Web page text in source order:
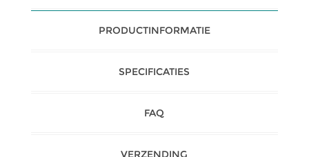
PRODUCTINFORMATIE
SPECIFICATIES
FAQ
VERZENDING